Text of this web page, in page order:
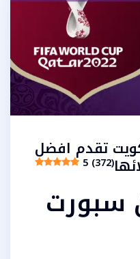
تقدم افضل
5 (372)
سبورت